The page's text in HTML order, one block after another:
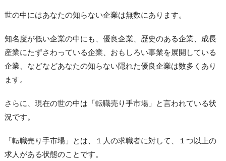
世の中にはあなたの知らない企業は無数にあります。
知名度が低い企業の中にも、優良企業、歴史のある企業、成長
産業にたずさわっている企業、おもしろい事業を展開している
企業、などなどあなたの知らない隠れた優良企業は数多くあり
ます。
さらに、現在の世の中は「転職売り手市場」と言われている状
況です。
「転職売り手市場」とは、１人の求職者に対して、１つ以上の
求人がある状態のことです。